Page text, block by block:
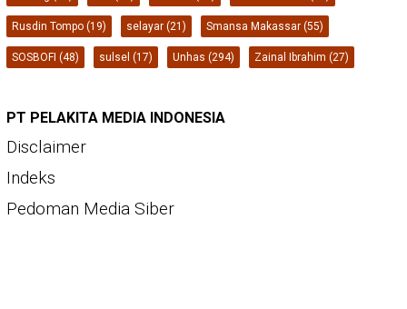
Rusdin Tompo (19) selayar (21) Smansa Makassar (55)
SOSBOFI (48) sulsel (17) Unhas (294) Zainal Ibrahim (27)
PT PELAKITA MEDIA INDONESIA
Disclaimer
Indeks
Pedoman Media Siber